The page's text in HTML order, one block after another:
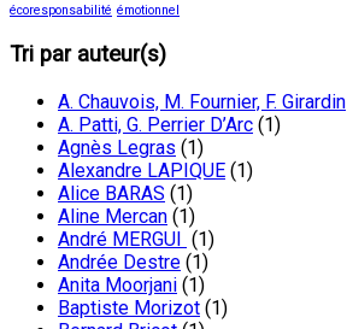
écoresponsabilité émotionnel
Tri par auteur(s)
A. Chauvois, M. Fournier, F. Girardin
A. Patti, G. Perrier D’Arc (1)
Agnès Legras (1)
Alexandre LAPIQUE (1)
Alice BARAS (1)
Aline Mercan (1)
André MERGUI (1)
Andrée Destre (1)
Anita Moorjani (1)
Baptiste Morizot (1)